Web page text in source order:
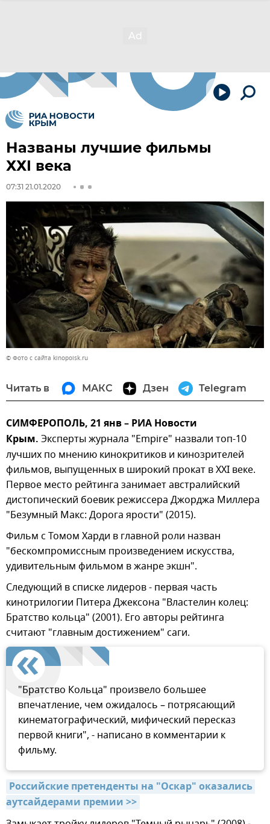
Названы лучшие фильмы
ХХI века
07:31 21.01.2020
© Фото с сайта kinopoisk.ru
Читать в МАКС Дзен Telegram
СИМФЕРОПОЛЬ, 21 янв – РИА Новости
Крым. Эксперты журнала "Empire" назвали топ-10
лучших по мнению кинокритиков и кинозрителей
фильмов, выпущенных в широкий прокат в ХХI веке.
Первое место рейтинга занимает австралийский
дистопический боевик режиссера Джорджа Миллера
"Безумный Макс: Дорога ярости" (2015).
Фильм с Томом Харди в главной роли назван
"бескомпромиссным произведением искусства,
удивительным фильмом в жанре экшн".
Следующий в списке лидеров - первая часть
кинотрилогии Питера Джексона "Властелин колец:
Братство кольца" (2001). Его авторы рейтинга
считают "главным достижением" саги.
"Братство Кольца" произвело большее
впечатление, чем ожидалось – потрясающий
кинематографический, мифический пересказ
первой книги", - написано в комментарии к
фильму.
Российские претенденты на "Оскар" оказались
аутсайдерами премии >>